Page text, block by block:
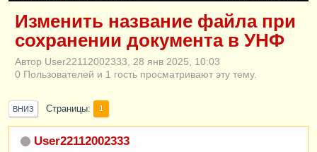
Изменить название файла при
сохранении документа в УНФ
Автор User22112002333, 28 янв 2025, 10:03
0 Пользователей и 1 гость просматривают эту тему.
ВНИЗ Страницы 1
User22112002333